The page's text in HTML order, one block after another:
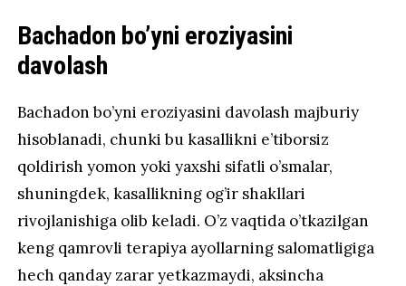
Bachadon bo’yni eroziyasini
davolash
Bachadon bo’yni eroziyasini davolash majburiy
hisoblanadi, chunki bu kasallikni e’tiborsiz
qoldirish yomon yoki yaxshi sifatli o’smalar,
shuningdek, kasallikning og’ir shakllari
rivojlanishiga olib keladi. O’z vaqtida o’tkazilgan
keng qamrovli terapiya ayollarning salomatligiga
hech qanday zarar yetkazmaydi, aksincha